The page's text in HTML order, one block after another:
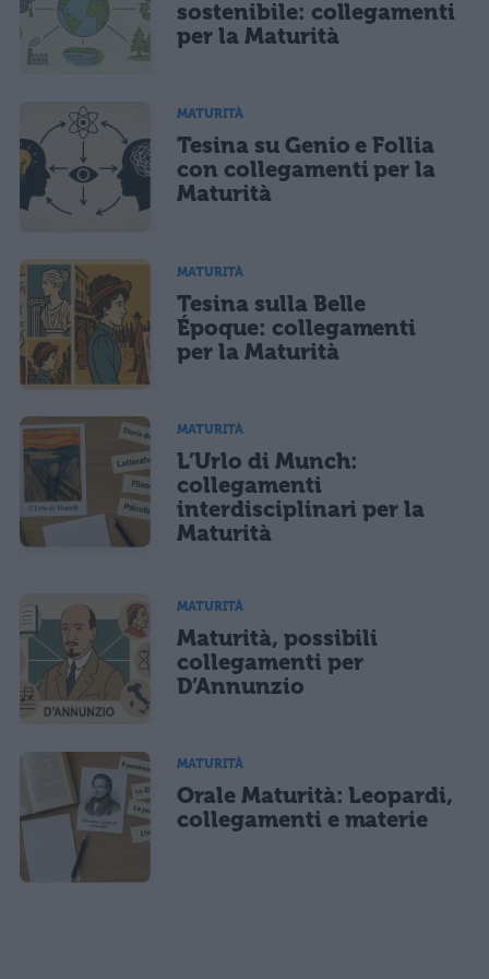
sostenibile: collegamenti
per la Maturità
MATURITÀ
Tesina su Genio e Follia
con collegamenti per la
Maturità
MATURITÀ
Tesina sulla Belle
Époque: collegamenti
per la Maturità
MATURITÀ
L’Urlo di Munch:
collegamenti
interdisciplinari per la
Maturità
MATURITÀ
Maturità, possibili
collegamenti per
D’Annunzio
MATURITÀ
Orale Maturità: Leopardi,
collegamenti e materie